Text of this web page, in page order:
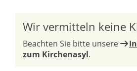
Wir vermitteln keine
Beachten Sie bitte unsere
zum Kirchenasyl.